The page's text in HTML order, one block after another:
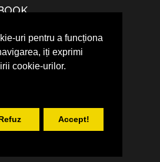
uri pentru a funcționa
iți exprimi
cookie-urilor.
Accept!